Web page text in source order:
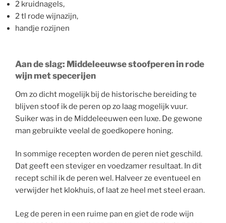
2 kruidnagels,
2 tl rode wijnazijn,
handje rozijnen
Aan de slag: Middeleeuwse stoofperen in rode
wijn met specerijen
Om zo dicht mogelijk bij de historische bereiding te
blijven stoof ik de peren op zo laag mogelijk vuur.
Suiker was in de Middeleeuwen een luxe. De gewone
man gebruikte veelal de goedkopere honing.
In sommige recepten worden de peren niet geschild.
Dat geeft een steviger en voedzamer resultaat. In dit
recept schil ik de peren wel. Halveer ze eventueel en
verwijder het klokhuis, of laat ze heel met steel eraan.
Leg de peren in een ruime pan en giet de rode wijn